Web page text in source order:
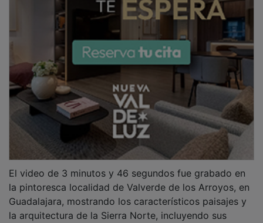
"Un Paso Más" aborda temas universales como la
superación, la libertad y el amor, con imágenes que
complementan el mensaje de la canción al mostrar a
Tamara en los escenarios naturales y urbanos de
Valverde de los Arroyos.
Tamara ha expresado su profundo agradecimiento al
equipo que hizo posible este lanzamiento, incluyendo
Kreamusica (Management), Weareeclipset (Dirección y
edición), Angel Galán (Comunicación), Manuel
Zamorano Estilista (Peluquería), Cristina Hurle
A pocas horas de su estreno, el video ya acumula 258
visualizaciones y 55 "me gusta", lo que refleja la
positiva acogida de este nuevo trabajo por parte de